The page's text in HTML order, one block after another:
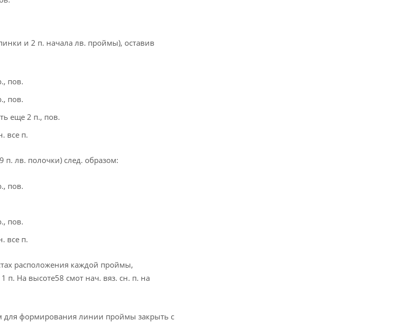
и 2 п. начала лв. проймы), оставив
пов.
пов.
еще 2 п., пов.
все п.
п. лв. полочки) след. образом:
пов.
пов.
все п.
расположения каждой проймы,
п. На высоте58 смот нач. вяз. сн. п. на
для формирования линии проймы закрыть с